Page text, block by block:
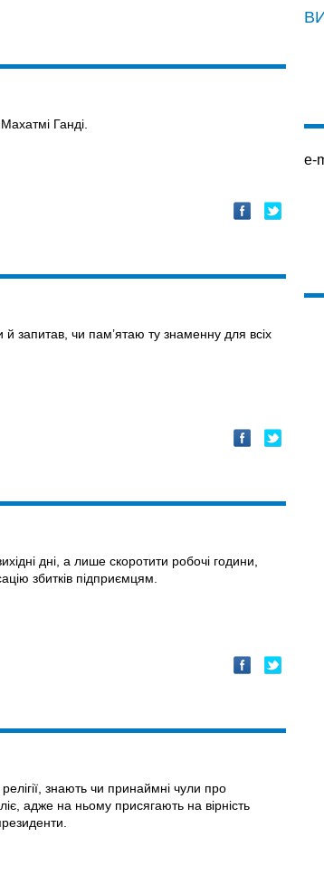
Ганді.
запитав, чи пам’ятаю ту знаменну для всіх
дні, а лише скоротити робочі години,
збитків підприємцям.
знають чи принаймні чули про
адже на ньому присягають на вірність
e-